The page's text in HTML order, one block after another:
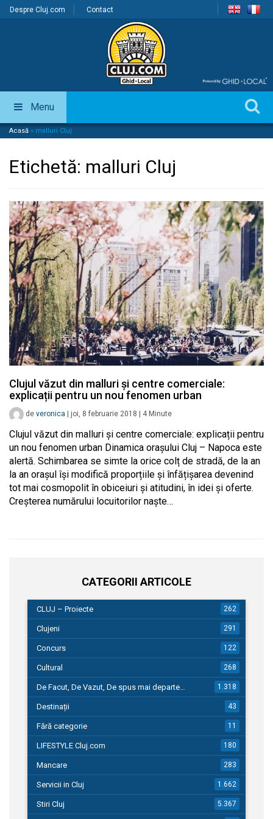
Despre Cluj.com Contact
Menu
Acasă » malluri Cluj
Etichetă: malluri Cluj
Clujul văzut din malluri și centre comerciale:
explicații pentru un nou fenomen urban
de veronica joi, 8 februarie 2018 4 Minute
Clujul văzut din malluri și centre comerciale: explicații pentru
un nou fenomen urban Dinamica orașului Cluj – Napoca este
alertă. Schimbarea se simte la orice colț de stradă, de la an
la an orașul își modifică proporțiile și înfățișarea devenind
tot mai cosmopolit în obiceiuri și atitudini, în idei și oferte.
Creșterea numărului locuitorilor naște…
CATEGORII ARTICOLE
CLUJ – Proiecte 262
Clujeni 291
Concurs 122
Cultural 268
De Facut, De Vazut, De spus mai departe… 1.318
Destinații 43
Fără categorie 11
LIFESTYLE Cluj.com 180
Mancare 283
Servicii in Cluj 1.662
Stiri Cluj 5.367